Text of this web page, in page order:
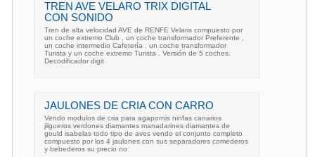
TREN AVE VELARO TRIX DIGITAL
CON SONIDO
Tren de alta velocidad AVE de RENFE Velaris compuesto por
un coche extremo Club , un coche transformador Preferente ,
un coche intermedio Cafetería , un coche transformador
Turista y un coche extremo Turista . Versión de 5 coches.
Decodificador digit
JAULONES DE CRIA CON CARRO
Vendo modulos de cria para agapornis ninfas canarios
jilgueros verdones diamantes manadarines diamantes de
gould isabelas todo tipo de aves vendo el conjunto completo
compuesto por los 4 jaulones con sus separadores comederos
y bebederos su precio no